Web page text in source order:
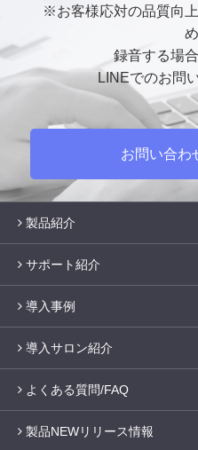
※お客様応対の品質向
め
録音する場
LINEでのお問
お問い合わ
製品紹介
サポート紹介
導入事例
導入サロン紹介
よくある質問/FAQ
製品NEWリリース情報